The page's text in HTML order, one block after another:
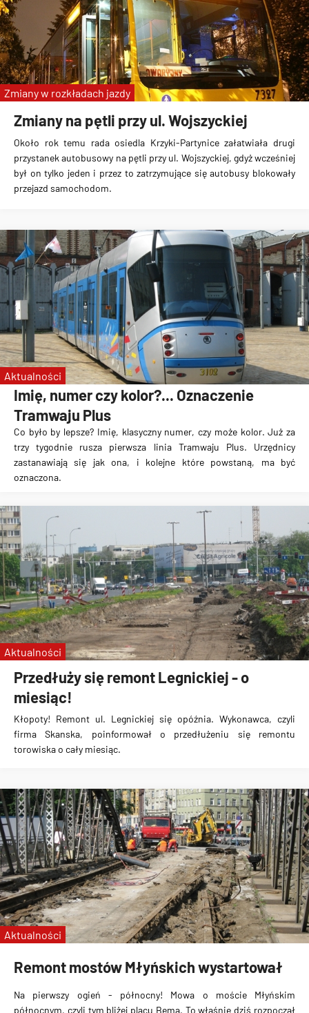
Zmiany na pętli przy ul. Wojszyckiej
Około rok temu rada osiedla Krzyki-Partynice załatwiała drugi
przystanek autobusowy na pętli przy ul. Wojszyckiej, gdyż wcześniej
był on tylko jeden i przez to zatrzymujące się autobusy blokowały
przejazd samochodom.
Zmiany w rozkładach jazdy
Imię, numer czy kolor?... Oznaczenie
Tramwaju Plus
Co było by lepsze? Imię, klasyczny numer, czy może kolor. Już za
trzy tygodnie rusza pierwsza linia Tramwaju Plus. Urzędnicy
zastanawiają się jak ona, i kolejne które powstaną, ma być
oznaczona.
Aktualności
Przedłuży się remont Legnickiej - o
miesiąc!
Kłopoty! Remont ul. Legnickiej się opóźnia. Wykonawca, czyli
firma Skanska, poinformował o przedłużeniu się remontu
torowiska o cały miesiąc.
Aktualności
Remont mostów Młyńskich wystartował
Na pierwszy ogień - północny! Mowa o moście Młyńskim
północnym, czyli tym bliżej placu Bema. To właśnie dziś rozpoczął
Aktualności